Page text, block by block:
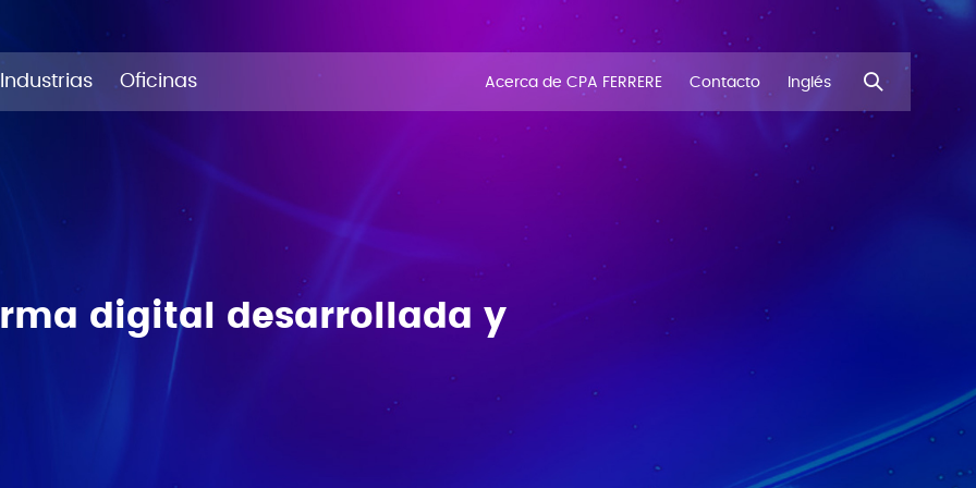
Industrias Oficinas Acerca de CPA FERRERE Contacto Inglés
digital desarrollada y